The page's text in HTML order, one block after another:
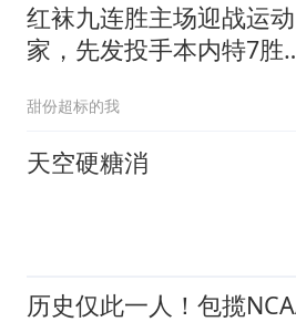
红袜九连胜主场迎战运动
家，先发投手本内特7胜4
甜份超标的我
天空硬糖消